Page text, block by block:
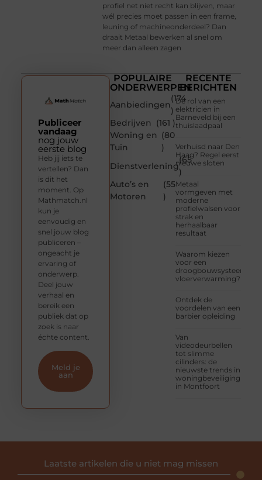
profiel net niet recht kan blijven, maar
wél precies moet passen in een frame,
leuning of machineonderdeel? Dan
draait Metaal bewerken al snel om
meer dan alleen zagen
POPULAIRE
ONDERWERPEN
Aanbiedingen
(174
)
Bedrijven
(161 )
Woning en
Tuin
(80
)
Dienstverlening
(65
)
Auto’s en
Motoren
(55
)
RECENTE
BERICHTEN
De rol van een
elektricien in
Barneveld bij een
thuislaadpaal
Verhuisd naar Den
Haag? Regel eerst
nieuwe sloten
Metaal
vormgeven met
moderne
profielwalsen voor
strak en
herhaalbaar
resultaat
Waarom kiezen
voor een
droogbouwsysteem
vloerverwarming?
Ontdek de
voordelen van een
barbier opleiding
Van
videodeurbellen
tot slimme
cilinders: de
nieuwste trends in
woningbeveiliging
in Montfoort
Publiceer
vandaag
nog jouw
eerste blog
Heb jij iets te
vertellen? Dan
is dit het
moment. Op
Mathmatch.nl
kun je
eenvoudig en
snel jouw blog
publiceren –
ongeacht je
ervaring of
onderwerp.
Deel jouw
verhaal en
bereik een
publiek dat op
zoek is naar
échte content.
Meld je
aan
Laatste artikelen die u niet mag missen